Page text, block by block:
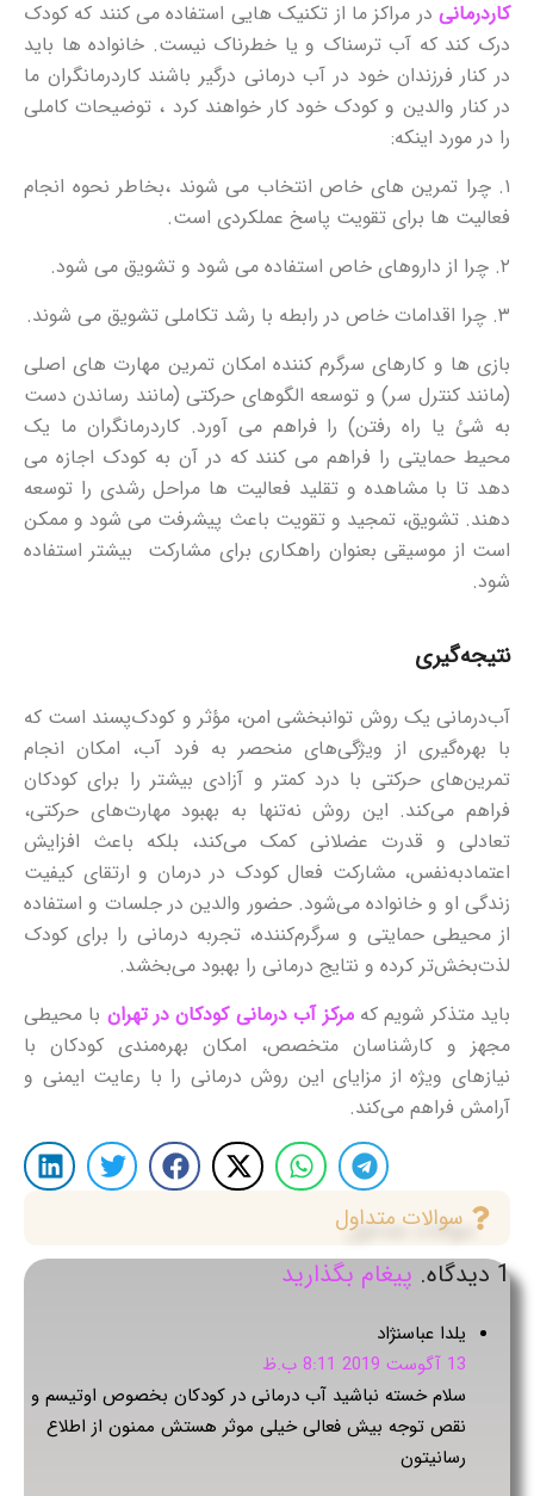
کاردرمانی در مراکز ما از تکنیک هایی استفاده می کنند که کودک
درک کند که آب ترسناک و یا خطرناک نیست. خانواده ها باید
در کنار فرزندان خود در آب درمانی درگیر باشند کاردرمانگران ما
در کنار والدین و کودک خود کار خواهند کرد ، توضیحات کاملی
را در مورد اینکه:
۱. چرا تمرین های خاص انتخاب می شوند ،بخاطر نحوه انجام
فعالیت ها برای تقویت پاسخ عملکردی است.
۲. چرا از داروهای خاص استفاده می شود و تشویق می شود.
۳. چرا اقدامات خاص در رابطه با رشد تکاملی تشویق می شوند.
بازی ها و کارهای سرگرم کننده امکان تمرین مهارت های اصلی
(مانند کنترل سر) و توسعه الگوهای حرکتی (مانند رساندن دست
به شئ یا راه رفتن) را فراهم می آورد. کاردرمانگران ما یک
محیط حمایتی را فراهم می کنند که در آن به کودک اجازه می
دهد تا با مشاهده و تقلید فعالیت ها مراحل رشدی را توسعه
دهند. تشویق، تمجید و تقویت باعث پیشرفت می شود و ممکن
است از موسیقی بعنوان راهکاری برای مشارکت بیشتر استفاده
شود.
نتیجه‌گیری
آب‌درمانی یک روش توانبخشی امن، مؤثر و کودک‌پسند است که
با بهره‌گیری از ویژگی‌های منحصر به فرد آب، امکان انجام
تمرین‌های حرکتی با درد کمتر و آزادی بیشتر را برای کودکان
فراهم می‌کند. این روش نه‌تنها به بهبود مهارت‌های حرکتی،
تعادلی و قدرت عضلانی کمک می‌کند، بلکه باعث افزایش
اعتمادبه‌نفس، مشارکت فعال کودک در درمان و ارتقای کیفیت
زندگی او و خانواده می‌شود. حضور والدین در جلسات و استفاده
از محیطی حمایتی و سرگرم‌کننده، تجربه درمانی را برای کودک
لذت‌بخش‌تر کرده و نتایج درمانی را بهبود می‌بخشد.
باید متذکر شویم کهمرکز آب‌ درمانی کودکان در تهران با محیطی
مجهز و کارشناسان متخصص، امکان بهره‌مندی کودکان با
نیازهای ویژه از مزایای این روش درمانی را با رعایت ایمنی و
آرامش فراهم می‌کند.
سوالات متداول
1 دیدگاه. پیغام بگذارید
یلدا عباسنژاد
13 آگوست 2019 8:11 ب.ظ
سلام خسته نباشید آب درمانی در کودکان بخصوص اوتیسم و
نقص توجه بیش فعالی خیلی موثر هستش ممنون از اطلاع
رسانیتون